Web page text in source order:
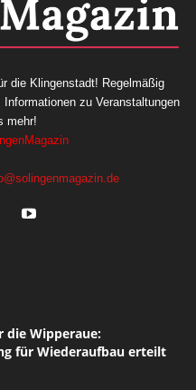
die Klingenstadt! Regelmäßig
zu Veranstaltungen
mehr!
die Wipperaue:
für Wiederaufbau erteilt